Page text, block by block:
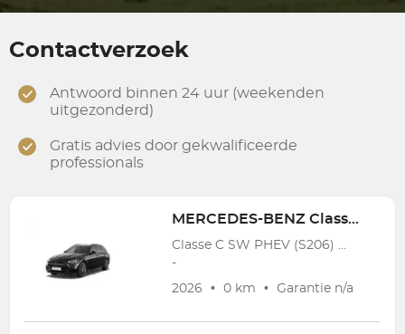
Contactverzoek
Antwoord binnen 24 uur (weekenden
uitgezonderd)
Gratis advies door gekwalificeerde
professionals
MERCEDES-BENZ Classe C SW PHEV (S206)
Classe C SW PHEV (S206) C Break 300 e PHEV Star Edition (230 kW)
-
2026 • 0 km • Garantie n/a